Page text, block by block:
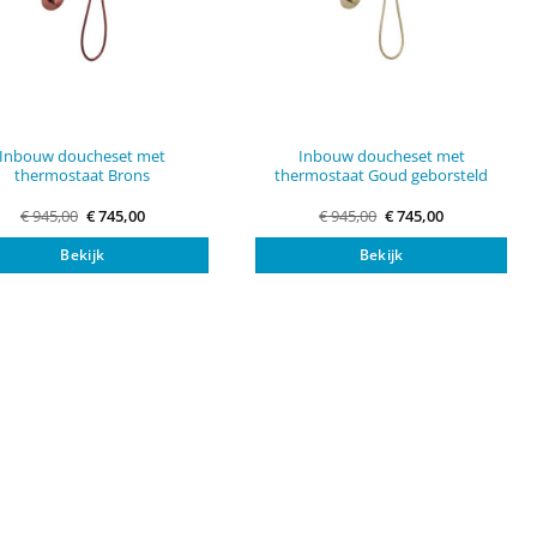
Inbouw doucheset met
thermostaat Brons
€945,00 Original
price
was:
€ 945,00.
€745,00Current
price
is:
Bekijk
Inbouw doucheset met
thermostaat Goud geborsteld
€945,00 Original
price
was:
€ 945,00.
€745,00Current
is:
Bekijk